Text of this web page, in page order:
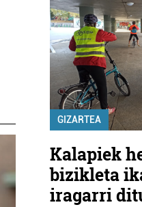
GIZARTEA
Kalapiek
bizikleta
iragarri